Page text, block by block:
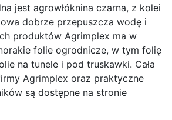
jest agrowłóknina czarna, z kolei
dobrze przepuszcza wodę i
produktów Agrimplex ma w
folie ogrodnicze, w tym folię
na tunele i pod truskawki. Cała
Agrimplex oraz praktyczne
są dostępne na stronie